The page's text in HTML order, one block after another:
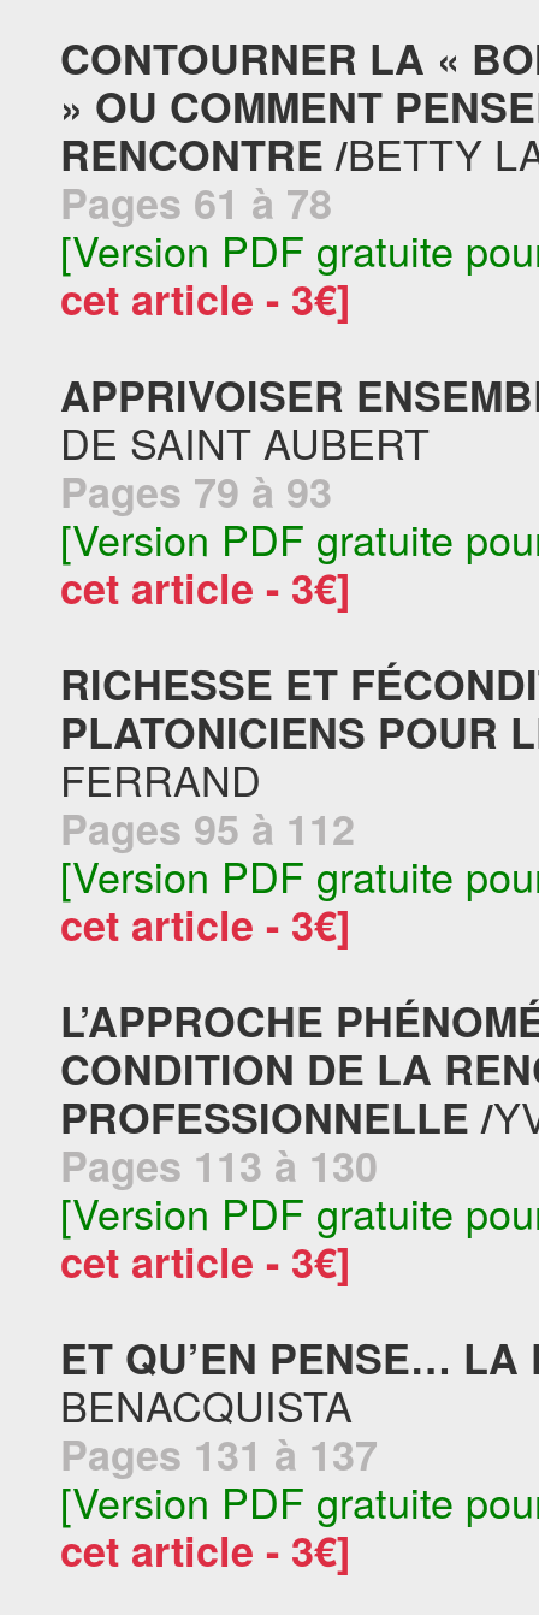
CONTOURNER LA «
» OU COMMENT
RENCONTRE /BETTY
Pages 61 à 78
[Version PDF gratuite
cet article - 3€]
APPRIVOISER
DE SAINT AUBERT
Pages 79 à 93
[Version PDF gratuite
cet article - 3€]
RICHESSE ET
PLATONICIENS POUR
FERRAND
Pages 95 à 112
[Version PDF gratuite
cet article - 3€]
L’APPROCHE
CONDITION DE LA
PROFESSIONNELLE /
Pages 113 à 130
[Version PDF gratuite
cet article - 3€]
ET QU’EN PENSE… LA
BENACQUISTA
Pages 131 à 137
[Version PDF gratuite
cet article - 3€]